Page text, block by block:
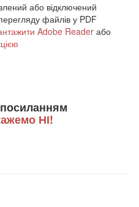
або відключений
файлів у PDF
Adobe Reader або
НІ!